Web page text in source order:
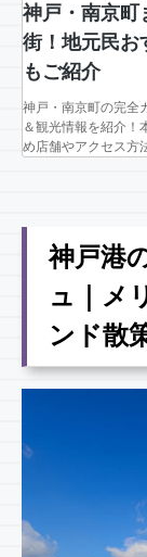
神戸・南京町
街！地元民お
もご紹介
神戸・南京町の完全
＆観光情報を紹介！
め店舗やアクセス方
神戸港
ュ｜メ
ンド散